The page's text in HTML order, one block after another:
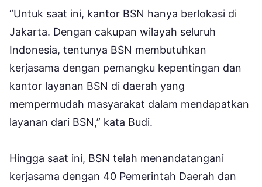
“Untuk saat ini, kantor BSN hanya berlokasi di
Jakarta. Dengan cakupan wilayah seluruh
Indonesia, tentunya BSN membutuhkan
kerjasama dengan pemangku kepentingan dan
kantor layanan BSN di daerah yang
mempermudah masyarakat dalam mendapatkan
layanan dari BSN,” kata Budi.
Hingga saat ini, BSN telah menandatangani
kerjasama dengan 40 Pemerintah Daerah dan